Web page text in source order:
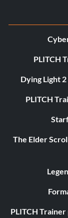
PLITCH
Dying Light
PLITCH
The Elder
PLITCH